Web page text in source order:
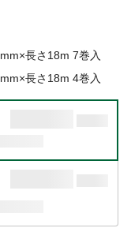
長さ18m 7巻入
長さ18m 4巻入